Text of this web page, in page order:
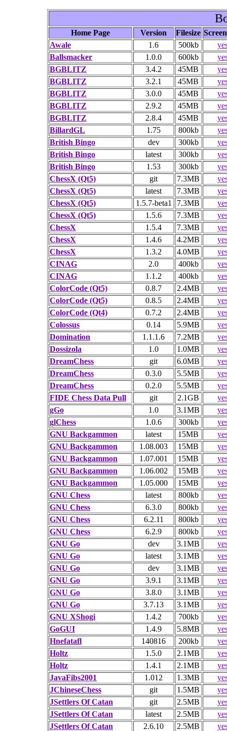
Home Page Version Filesize
Awale
1.6 500kb
Ballsmacker
1.0.0 600kb
BGBLITZ
3.4.2 45MB
BGBLITZ
3.2.1 45MB
BGBLITZ
3.0.0 45MB
BGBLITZ
2.9.2 45MB
BGBLITZ
2.8.4 45MB
BillardGL
1.75 800kb
British Bingo
dev 300kb
British Bingo
latest 300kb
British Bingo
1.53 300kb
ChessX (Qt5)
git 7.3MB
ChessX (Qt5)
latest 7.3MB
ChessX (Qt5)
1.5.7-beta1 7.3MB
ChessX (Qt5)
1.5.6 7.3MB
ChessX
1.5.4 7.3MB
ChessX
1.4.6 4.2MB
ChessX
1.3.2 4.0MB
CINAG
2.0 400kb
CINAG
1.1.2 400kb
ColorCode (Qt5)
0.8.7 2.4MB
ColorCode (Qt5)
0.8.5 2.4MB
ColorCode (Qt4)
0.7.2 2.4MB
Colossus
0.14 5.9MB
Domination
1.1.1.6 7.2MB
Dossizola
1.0 1.0MB
DreamChess
git 6.0MB
DreamChess
0.3.0 5.5MB
DreamChess
0.2.0 5.5MB
FIDE Chess Data Pull
git 2.1GB
gGo
1.0 3.1MB
glChess
1.0.6 300kb
GNU Backgammon
latest 15MB
GNU Backgammon
1.08.003 15MB
GNU Backgammon
1.07.001 15MB
GNU Backgammon
1.06.002 15MB
GNU Backgammon
1.05.000 15MB
GNU Chess
latest 800kb
GNU Chess
6.3.0 800kb
GNU Chess
6.2.11 800kb
GNU Chess
6.2.9 800kb
GNU Go
dev 3.1MB
GNU Go
latest 3.1MB
GNU Go
dev 3.1MB
GNU Go
3.9.1 3.1MB
GNU Go
3.8.0 3.1MB
GNU Go
3.7.13 3.1MB
GNU XShogi
1.4.2 700kb
GoGUI
1.4.9 5.8MB
Hnefatafl
140816 200kb
Holtz
1.5.0 2.1MB
Holtz
1.4.1 2.1MB
JavaFibs2001
1.012 1.3MB
JChineseChess
git 1.5MB
JSettlers Of Catan
git 2.5MB
JSettlers Of Catan
latest 2.5MB
JSettlers Of Catan
2.6.10 2.5MB